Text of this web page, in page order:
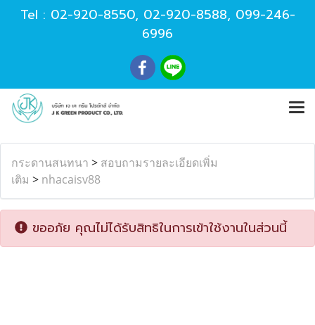
Tel : 02-920-8550, 02-920-8588, 099-246-
6996
กระดานสนทนา > สอบถามรายละเอียดเพิ่ม
เติม > nhacaisv88
ขออภัย คุณไม่ได้รับสิทธิในการเข้าใช้งานในส่วนนี้